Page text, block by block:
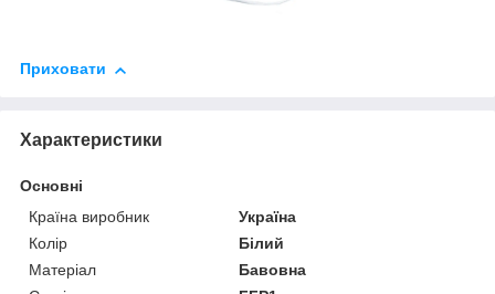
Приховати
Характеристики
Основні
Країна виробник
Україна
Колір
Білий
Матеріал
Бавовна